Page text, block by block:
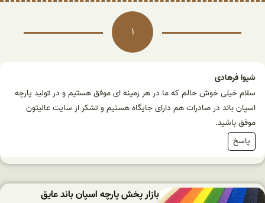
1
شیوا فرهادی
سلام خیلی خوش حالم که ما در هر زمینه ای موفق هستیم و در تولید پارچه
اسپان باند در صادرات هم دارای جایگاه هستیم و تشکر از سایت عالیتون
موفق باشید.
پاسخ
بازار پخش پارچه اسپان باند عایق